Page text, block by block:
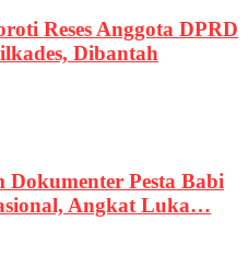
Reses Anggota DPRD
Dibantah
Pesta Babi
Angkat Luka…